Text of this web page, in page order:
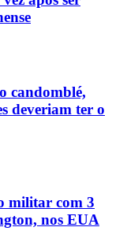
candomblé,
deveriam ter o
militar com 3
nos EUA